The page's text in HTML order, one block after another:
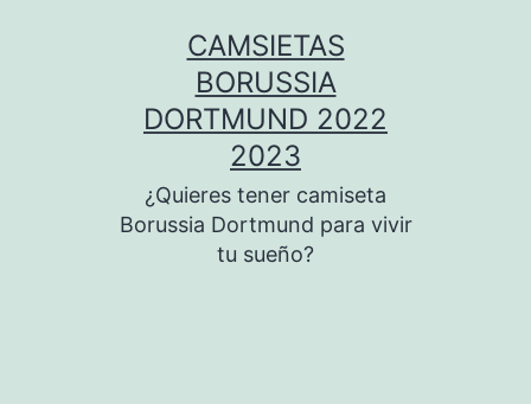
CAMSIETAS
BORUSSIA
DORTMUND 2022
2023
¿Quieres tener camiseta
Borussia Dortmund para vivir
tu sueño?